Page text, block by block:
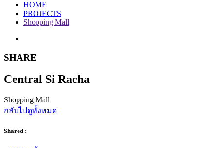
HOME
PROJECTS
Shopping Mall
SHARE
Central Si Racha
Shopping Mall
กลับไปดูทั้งหมด
Shared :